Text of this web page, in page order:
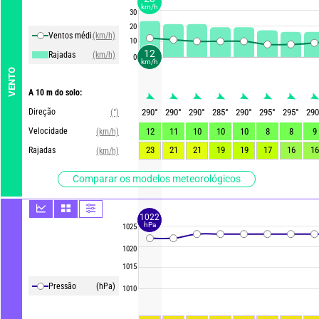
VENTO
Ventos média(km/h)
Rajadas
(km/h)
A 10 m do solo:
Direção
(°)
Velocidade
(km/h)
Rajadas
(km/h)
Comparar os modelos meteorológicos
Pressão (hPa)
30
20
10
0
1025
1020
1015
1010
290° 290° 290° 285° 290° 295° 295°
290
12
11 10 10 10 8 8
9
23
21 21 19 19 17 16 16
12
km/h
km/h
1022
hPa